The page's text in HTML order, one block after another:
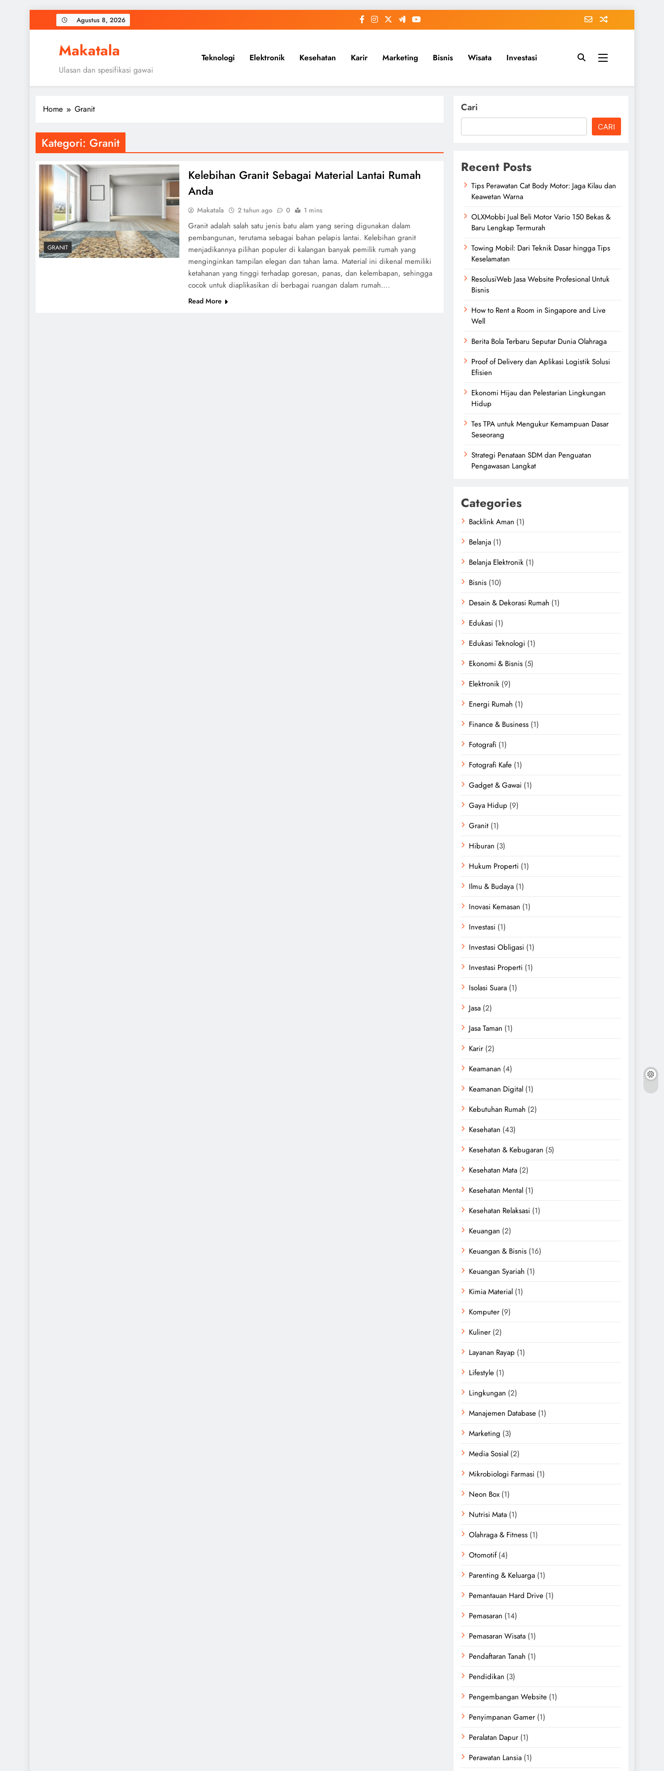
to
Agustus 8, 2026
Makatala
Ulasan dan spesifikasi gawai
Teknologi Elektronik Kesehatan Karir Marketing Bisnis Wisata Investasi
Home Granit
Kategori: Granit
GRANIT
Kelebihan Granit Sebagai Material Lantai Rumah
Anda
Makatala 2 tahun ago 0 1 mins
Granit adalah salah satu jenis batu alam yang sering digunakan dalam
pembangunan, terutama sebagai bahan pelapis lantai. Kelebihan granit
menjadikannya pilihan populer di kalangan banyak pemilik rumah yang
menginginkan tampilan elegan dan tahan lama. Material ini dikenal memiliki
ketahanan yang tinggi terhadap goresan, panas, dan kelembapan, sehingga
cocok untuk diaplikasikan di berbagai ruangan dalam rumah….
Read More
Cari
CARI
Recent Posts
Tips Perawatan Cat Body Motor: Jaga Kilau dan
Keawetan Warna
OLXMobbi Jual Beli Motor Vario 150 Bekas &
Baru Lengkap Termurah
Towing Mobil: Dari Teknik Dasar hingga Tips
Keselamatan
ResolusiWeb Jasa Website Profesional Untuk
Bisnis
How to Rent a Room in Singapore and Live
Well
Berita Bola Terbaru Seputar Dunia Olahraga
Proof of Delivery dan Aplikasi Logistik Solusi
Efisien
Ekonomi Hijau dan Pelestarian Lingkungan
Hidup
Tes TPA untuk Mengukur Kemampuan Dasar
Seseorang
Strategi Penataan SDM dan Penguatan
Pengawasan Langkat
Categories
Backlink Aman (1)
Belanja (1)
Belanja Elektronik (1)
Bisnis (10)
Desain & Dekorasi Rumah (1)
Edukasi (1)
Edukasi Teknologi (1)
Ekonomi & Bisnis (5)
Elektronik (9)
Energi Rumah (1)
Finance & Business (1)
Fotografi (1)
Fotografi Kafe (1)
Gadget & Gawai (1)
Gaya Hidup (9)
Granit (1)
Hiburan (3)
Hukum Properti (1)
Ilmu & Budaya (1)
Inovasi Kemasan (1)
Investasi (1)
Investasi Obligasi (1)
Investasi Properti (1)
Isolasi Suara (1)
Jasa (2)
Jasa Taman (1)
Karir (2)
Keamanan (4)
Keamanan Digital (1)
Kebutuhan Rumah (2)
Kesehatan (43)
Kesehatan & Kebugaran (5)
Kesehatan Mata (2)
Kesehatan Mental (1)
Kesehatan Relaksasi (1)
Keuangan (2)
Keuangan & Bisnis (16)
Keuangan Syariah (1)
Kimia Material (1)
Komputer (9)
Kuliner (2)
Layanan Rayap (1)
Lifestyle (1)
Lingkungan (2)
Manajemen Database (1)
Marketing (3)
Media Sosial (2)
Mikrobiologi Farmasi (1)
Neon Box (1)
Nutrisi Mata (1)
Olahraga & Fitness (1)
Otomotif(4)
Parenting & Keluarga (1)
Pemantauan Hard Drive (1)
Pemasaran (14)
Pemasaran Wisata (1)
Pendaftaran Tanah (1)
Pendidikan (3)
Pengembangan Website (1)
Penyimpanan Gamer (1)
Peralatan Dapur (1)
Perawatan Lansia (1)